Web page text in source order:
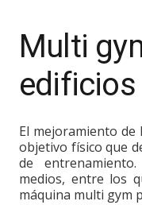
Multi
edificios
El mejoramiento de
objetivo físico que
de
medios, entre los
máquina multi gym